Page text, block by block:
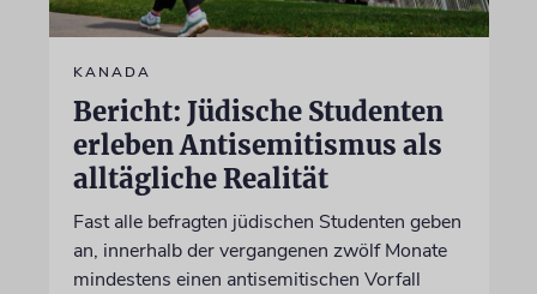
KANADA
Bericht: Jüdische Studenten
erleben Antisemitismus als
alltägliche Realität
Fast alle befragten jüdischen Studenten geben
an, innerhalb der vergangenen zwölf Monate
mindestens einen antisemitischen Vorfall